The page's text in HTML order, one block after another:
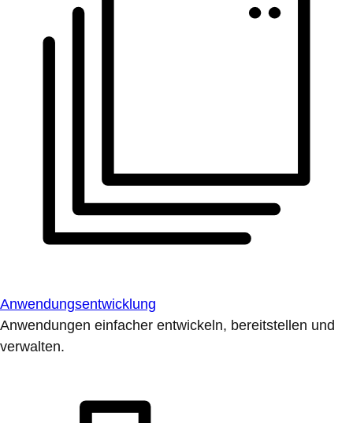
Anwendungsentwicklung
Anwendungen einfacher entwickeln, bereitstellen und
verwalten.